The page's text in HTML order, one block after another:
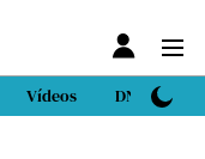
Vídeos DN Sport